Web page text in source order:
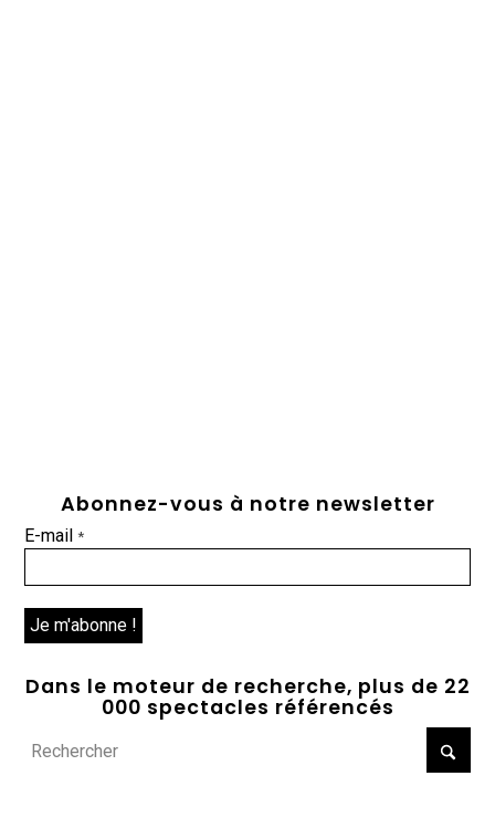
Abonnez-vous à notre newsletter
E-mail*
Dans le moteur de recherche, plus de 22
000 spectacles référencés